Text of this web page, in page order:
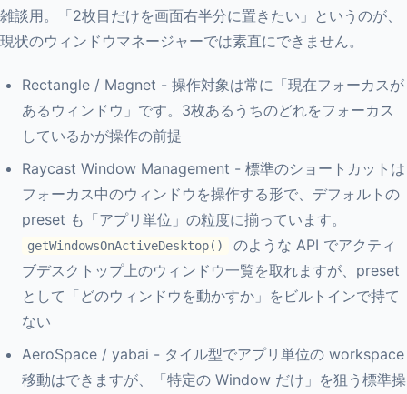
雑談用。「2枚目だけを画面右半分に置きたい」というのが、
現状のウィンドウマネージャーでは素直にできません。
Rectangle / Magnet - 操作対象は常に「現在フォーカスが
あるウィンドウ」です。3枚あるうちのどれをフォーカス
しているかが操作の前提
Raycast Window Management - 標準のショートカットは
フォーカス中のウィンドウを操作する形で、デフォルトの
preset も「アプリ単位」の粒度に揃っています。
getWindowsOnActiveDesktop()
のような API でアクティ
ブデスクトップ上のウィンドウ一覧を取れますが、preset
として「どのウィンドウを動かすか」をビルトインで持て
ない
AeroSpace / yabai - タイル型でアプリ単位の workspace
移動はできますが、「特定の Window だけ」を狙う標準操